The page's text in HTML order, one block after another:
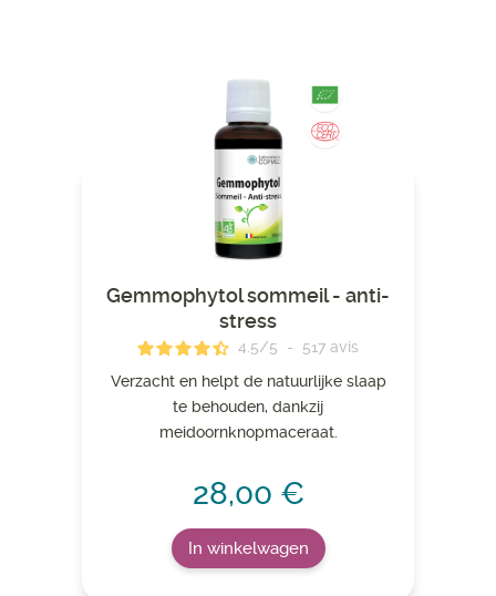
Gemmophytol sommeil - anti-
stress
4.5/5 - 517 avis
Verzacht en helpt de natuurlijke slaap
te behouden, dankzij
meidoornknopmaceraat.
28,00 €
In winkelwagen